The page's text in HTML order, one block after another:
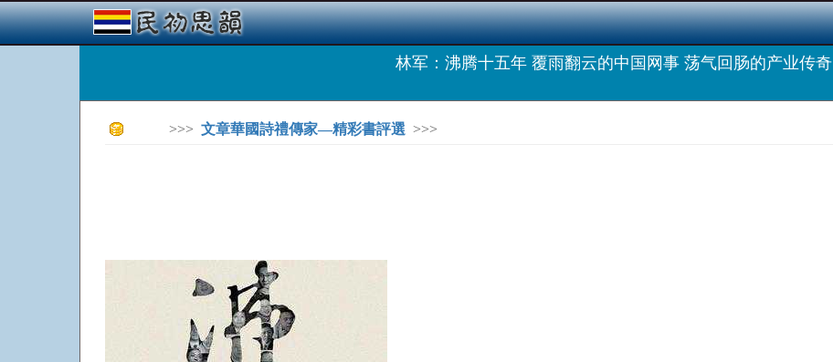
林军：沸腾十五年 覆雨翻云的中国网事 荡气回肠的产业传奇
>>> 文章華國詩禮傳家—精彩書評選 >>>